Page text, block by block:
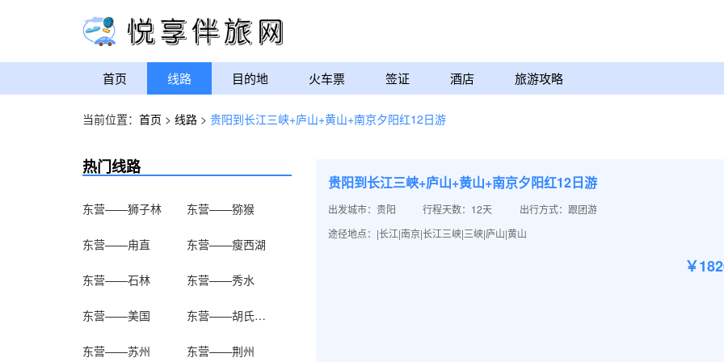
首页 线路 目的地 火车票 签证 酒店 旅游攻略
当前位置： 首页 > 线路 > 贵阳到长江三峡+庐山+黄山+南京夕阳红12日游
热门线路
东营——狮子林 东营——猕猴
东营——甪直 东营——瘦西湖
东营——石林 东营——秀水
东营——美国 东营——胡氏宗祠
东营——苏州 东营——荆州
贵阳到长江三峡+庐山+黄山+南京夕阳红12日游
出发城市：贵阳 行程天数：12天
出行方式：跟团游
途径地点：|长江|南京|长江三峡|三峡|庐山|黄山
￥